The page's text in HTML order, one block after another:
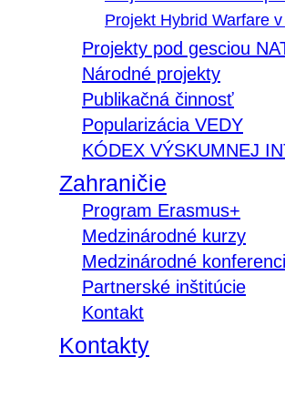
Projekt Hybrid Warfare
Projekty pod gesciou
Národné projekty
Publikačná činnosť
Popularizácia VEDY
KÓDEX VÝSKUMNEJ
Zahraničie
Program Erasmus+
Medzinárodné kurzy
Medzinárodné
Partnerské inštitúcie
Kontakt
Kontakty